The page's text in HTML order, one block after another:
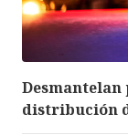
distribución